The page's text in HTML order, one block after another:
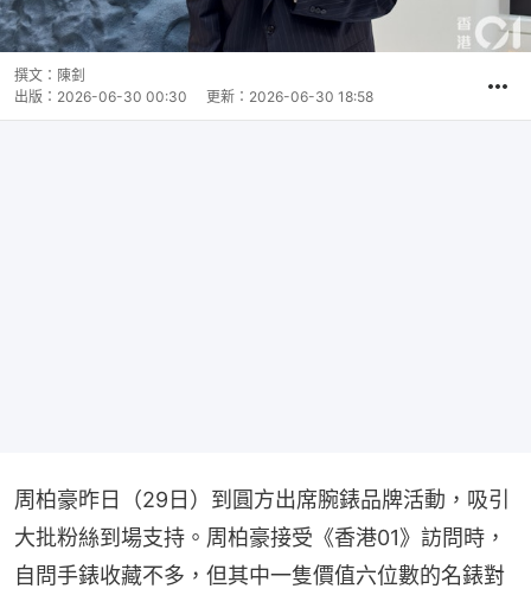
撰文： 陳釗
出版： 2026-06-30 00:30 更新： 2026-06-30 18:58
周柏豪昨日（29日）到圓方出席腕錶品牌活動，吸引
大批粉絲到場支持。周柏豪接受《香港01》訪問時，
自問手錶收藏不多，但其中一隻價值六位數的名錶對